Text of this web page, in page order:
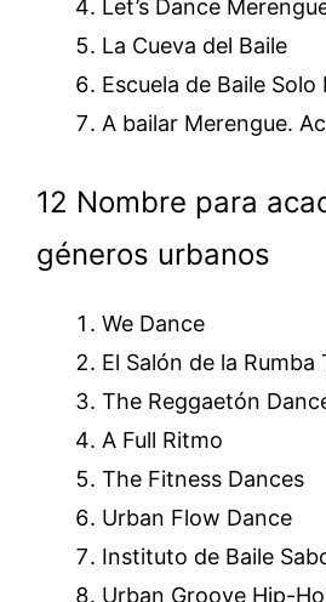
Let’s Dance
La Cueva del Baile
Escuela de Baile Solo
A bailar Merengue.
12 Nombre para
géneros urbanos
We Dance
El Salón de la Rumba
The Reggaetón
A Full Ritmo
The Fitness Dances
Urban Flow Dance
Instituto de Baile
Urban Groove Hip-